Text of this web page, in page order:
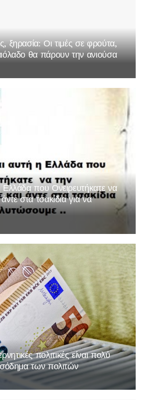
ξηρασία: Οι τιμές σε φρούτα,
θα πάρουν την ανιούσα
Ελλάδα που Ονειρευτήκατε να
στα τσακίδια για να
πολιτικές είναι πολύ
των πολιτών